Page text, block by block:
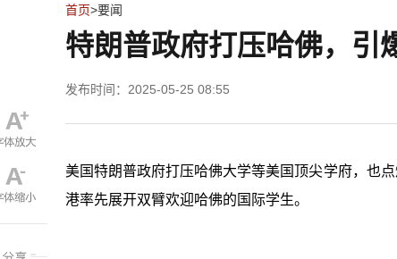
首页>要闻
特朗普政府打压哈佛，引
发布时间：2025-05-25 08:55
美国特朗普政府打压哈佛大学等美国顶尖学府，也
港率先展开双臂欢迎哈佛的国际学生。